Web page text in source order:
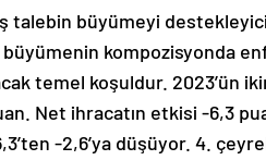
talebin büyümeyi
kompozisyonda
temel koşuldur. 2023’ün
Net ihracatın etkisi -6,3
-2,6’ya düşüyor. 4.